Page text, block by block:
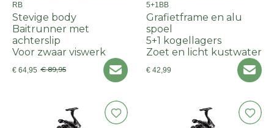
RB
Stevige body
Baitrunner met
achterslip
Voor zwaar viswerk
€ 64,95 € 89,95
5+1BB
Grafietframe en alu
spoel
5+1 kogellagers
Zoet en licht kustwater
€ 42,99